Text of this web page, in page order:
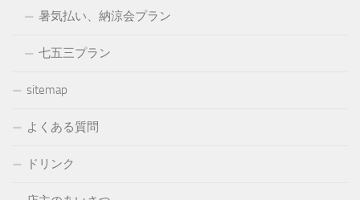
暑気払い、納涼会プラン
七五三プラン
sitemap
よくある質問
ドリンク